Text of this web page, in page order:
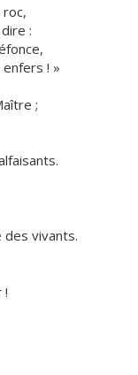
:
! »
;
des vivants.
!